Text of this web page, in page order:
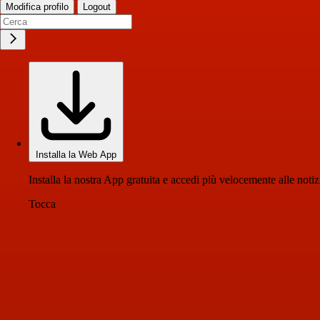
Modifica profilo Logout
Installa la Web App
Installa la nostra App gratuita e accedi più velocemente alle
Tocca